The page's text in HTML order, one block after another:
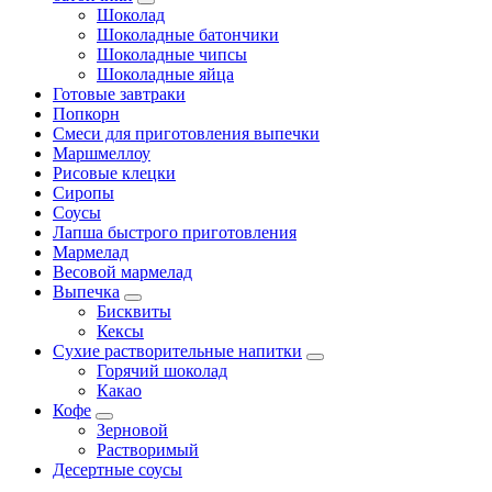
Шоколад
Шоколадные батончики
Шоколадные чипсы
Шоколадные яйца
Готовые завтраки
Попкорн
Смеси для приготовления выпечки
Маршмеллоу
Рисовые клецки
Сиропы
Соусы
Лапша быстрого приготовления
Мармелад
Весовой мармелад
Выпечка
Бисквиты
Кексы
Сухие растворительные напитки
Горячий шоколад
Какао
Кофе
Зерновой
Растворимый
Десертные соусы